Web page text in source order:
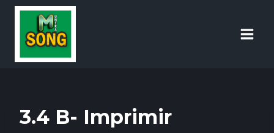
3.4 B- Imprimir